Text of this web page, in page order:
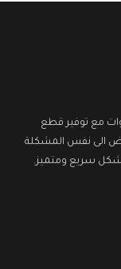
مع توفير قطع
الى نفس المشكلة
بشكل سريع ومتميز.